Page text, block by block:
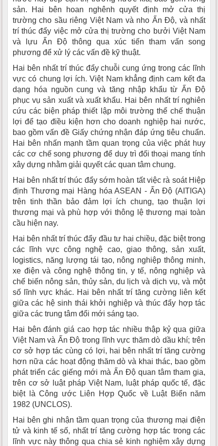
sản. Hai bên hoan nghênh quyết định mở cửa thị
trường cho sầu riêng Việt Nam và nho Ấn Độ, và nhất
trí thúc đẩy việc mở cửa thị trường cho bưởi Việt Nam
và lựu Ấn Độ thông qua xúc tiến tham vấn song
phương để xử lý các vấn đề kỹ thuật.
Hai bên nhất trí thúc đẩy chuỗi cung ứng trong các lĩnh
vực có chung lợi ích. Việt Nam khẳng định cam kết đa
dạng hóa nguồn cung và tăng nhập khẩu từ Ấn Độ
phục vụ sản xuất và xuất khẩu. Hai bên nhất trí nghiên
cứu các biện pháp thiết lập môi trường thể chế thuận
lợi để tạo điều kiện hơn cho doanh nghiệp hai nước,
bao gồm vấn đề Giấy chứng nhận đáp ứng tiêu chuẩn.
Hai bên nhấn mạnh tầm quan trọng của việc phát huy
các cơ chế song phương để duy trì đối thoại mang tính
xây dựng nhằm giải quyết các quan tâm chung.
Hai bên nhất trí thúc đẩy sớm hoàn tất việc rà soát Hiệp
định Thương mại Hàng hóa ASEAN - Ấn Độ (AITIGA)
trên tinh thần bảo đảm lợi ích chung, tạo thuận lợi
thương mại và phù hợp với thông lệ thương mại toàn
cầu hiện nay.
Hai bên nhất trí thúc đẩy đầu tư hai chiều, đặc biệt trong
các lĩnh vực công nghệ cao, giao thông, sản xuất,
logistics, năng lượng tái tạo, nông nghiệp thông minh,
xe điện và công nghệ thông tin, y tế, nông nghiệp và
chế biến nông sản, thủy sản, du lịch và dịch vụ, và một
số lĩnh vực khác. Hai bên nhất trí tăng cường liên kết
giữa các hệ sinh thái khởi nghiệp và thúc đẩy hợp tác
giữa các trung tâm đổi mới sáng tạo.
Hai bên đánh giá cao hợp tác nhiều thập kỷ qua giữa
Việt Nam và Ấn Độ trong lĩnh vực thăm dò dầu khí; trên
cơ sở hợp tác cùng có lợi, hai bên nhất trí tăng cường
hơn nữa các hoạt động thăm dò và khai thác, bao gồm
phát triển các giếng mới mà Ấn Độ quan tâm tham gia,
trên cơ sở luật pháp Việt Nam, luật pháp quốc tế, đặc
biệt là Công ước Liên Hợp Quốc về Luật Biển năm
1982 (UNCLOS).
Hai bên ghi nhận tầm quan trọng của thương mại điện
tử và kinh tế số, nhất trí tăng cường hợp tác trong các
lĩnh vực này thông qua chia sẻ kinh nghiệm xây dựng